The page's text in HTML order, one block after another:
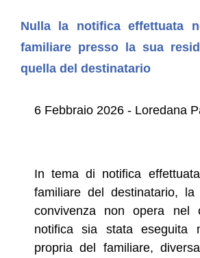
Nulla la notifica effettuata
familiare presso la sua
quella del destinatario
6 Febbraio 2026 - Loredana
In tema di notifica
familiare del destinatario, la
convivenza non opera
notifica sia stata eseguita
propria del familiare,